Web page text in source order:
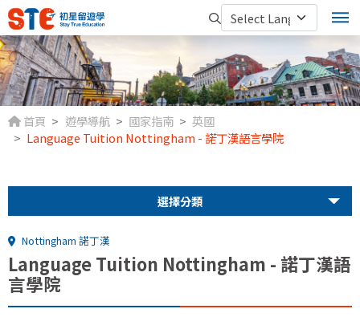
首頁 遊學導航 國家指南
英國
Language Tuition Nottingham - 諾丁漢語言學院
選擇分類
Nottingham 諾丁漢
Language Tuition Nottingham - 諾丁漢語
言學院